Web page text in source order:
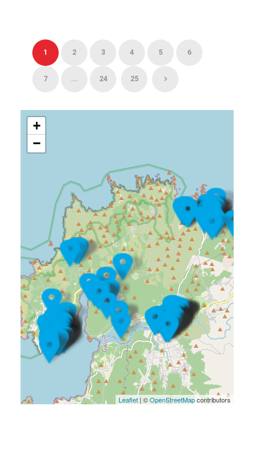
1 2 3 4 5 6
7 ... 24 25
+
−
Leaflet| ©OpenStreetMapcontributors